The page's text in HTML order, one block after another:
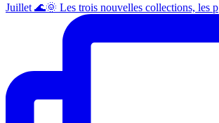
Juillet 🌊🌞 Les trois nouvelles collections, les p